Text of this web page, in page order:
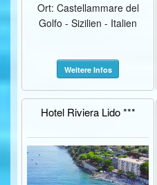
Ort: Castellammare del
Golfo - Sizilien - Italien
Weitere Infos
Hotel Riviera Lido ***